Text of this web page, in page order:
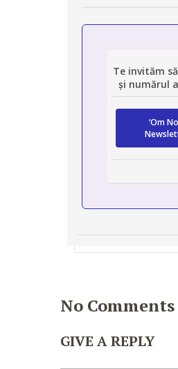
Te invităm
și numărul
‘Om
No Comments
GIVE A REPLY